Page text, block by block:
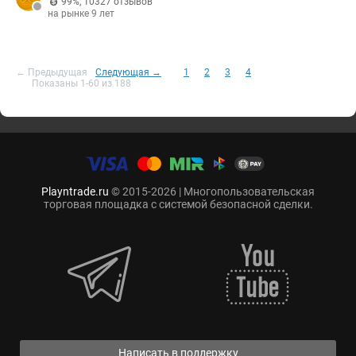
на рынке 9 лет
← Предыдущая Следующая → 1 2 3
4
Показаны 1-60 из 188
Playntrade.ru © 2015-2026 | Многопользовательская
торговая площадка с системой безопасной сделки.
Написать в поддержку